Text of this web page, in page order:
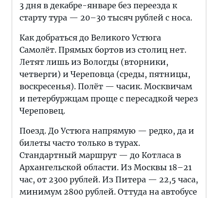
3 дня в декабре-январе без переезда к
старту тура — 20–30 тысяч рублей с носа.
Как добраться до Великого Устюга
Самолёт. Прямых бортов из столиц нет.
Летят лишь из Вологды (вторники,
четверги) и Череповца (среды, пятницы,
воскресенья). Полёт — часик. Москвичам
и петербуржцам проще с пересадкой через
Череповец.
Поезд. До Устюга напрямую — редко, да и
билеты часто только в турах.
Стандартный маршрут — до Котласа в
Архангельской области. Из Москвы 18–21
час, от 2300 рублей. Из Питера — 22,5 часа,
минимум 2800 рублей. Оттуда на автобусе